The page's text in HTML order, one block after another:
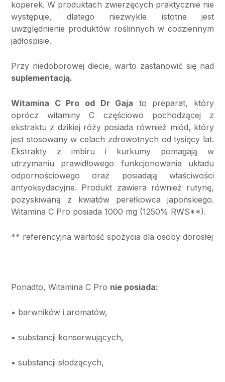
koperek. W produktach zwierzęcych praktycznie nie
występuje, dlatego niezwykle istotne jest
uwzględnienie produktów roślinnych w codziennym
jadłospisie.
Przy niedoborowej diecie, warto zastanowić się nad
suplementacją.
Witamina C Pro od Dr Gaja to preparat, który
oprócz witaminy C częściowo pochodzącej z
ekstraktu z dzikiej róży posiada również miód, który
jest stosowany w celach zdrowotnych od tysięcy lat.
Ekstrakty z imbiru i kurkumy pomagają w
utrzymaniu prawidłowego funkcjonowania układu
odpornościowego oraz posiadają właściwości
antyoksydacyjne. Produkt zawiera również rutynę,
pozyskiwaną z kwiatów perełkowca japońskiego.
Witamina C Pro posiada 1000 mg (1250% RWS**).
** referencyjna wartość spożycia dla osoby dorosłej
Ponadto, Witamina C Pro nie posiada:
• barwników i aromatów,
• substancji konserwujących,
• substancji słodzących,